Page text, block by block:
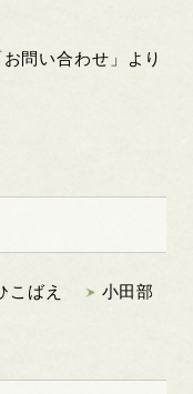
問い合わせ」より
こばえ
小田部